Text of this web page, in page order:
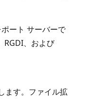
ート サーバーで
RGDI、および
ます。ファイル拡